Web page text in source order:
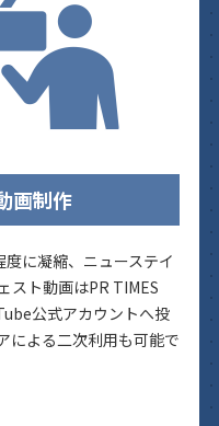
画制作
に凝縮、ニューステイ
スト動画はPR TIMES
公式アカウントへ投
による二次利用も可能で